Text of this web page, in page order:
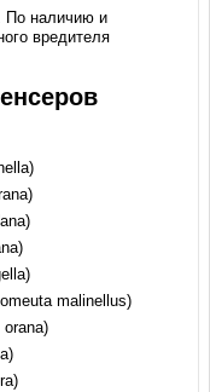
По наличию и
вредителя
malinellus)
orana)